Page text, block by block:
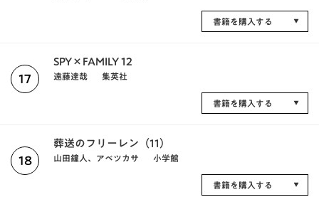
書籍を購入する
17
SPY×FAMILY 12
遠藤達哉 集英社
書籍を購入する
18
葬送のフリーレン（11）
山田鐘人、アベツカサ 小学館
書籍を購入する